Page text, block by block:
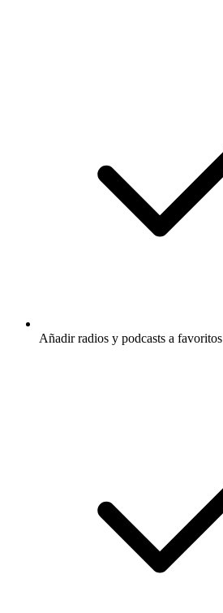
Añadir radios y podcasts a favoritos